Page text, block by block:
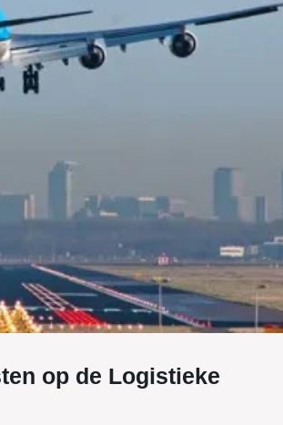
op de Logistieke